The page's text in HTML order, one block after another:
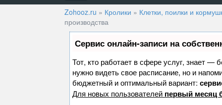
Zohooz.ru » Кролики » Клетки, поилки и
производства
Сервис онлайн-записи на
Тот, кто работает в сфере услуг, знает —
нужно видеть свое расписание, но и
бюджетный и оптимальный вариант:
Для новых пользователей первый месяц